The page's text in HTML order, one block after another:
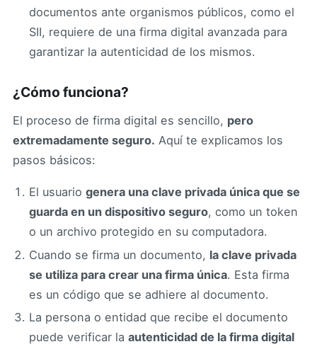
documentos ante organismos públicos, como el
SII, requiere de una firma digital avanzada para
garantizar la autenticidad de los mismos.
¿Cómo funciona?
El proceso de firma digital es sencillo, pero
extremadamente seguro. Aquí te explicamos los
pasos básicos:
El usuario genera una clave privada única que se
guarda en un dispositivo seguro, como un token
o un archivo protegido en su computadora.
Cuando se firma un documento, la clave privada
se utiliza para crear una firma única. Esta firma
es un código que se adhiere al documento.
La persona o entidad que recibe el documento
puede verificar la autenticidad de la firma digital